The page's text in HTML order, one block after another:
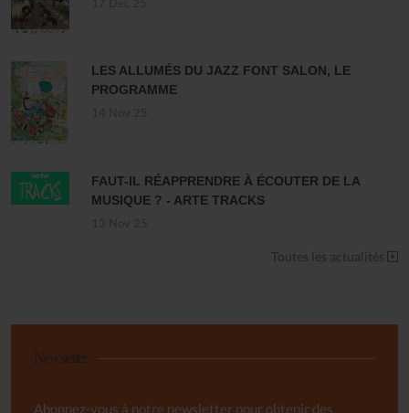
LES ALLUMÉS DU JAZZ FONT SALON, LE
PROGRAMME
FAUT-IL RÉAPPRENDRE À ÉCOUTER DE LA
MUSIQUE ? - ARTE TRACKS
Toutes les actualités
Newsletter
Abonnez-vous à notre newsletter pour obtenir des